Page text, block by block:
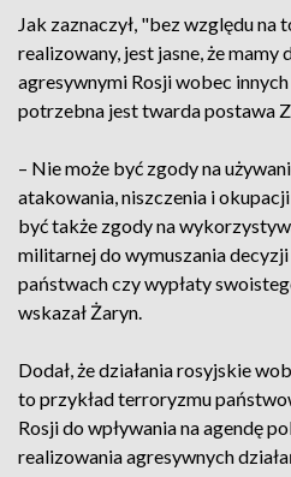
Jak zaznaczył, "bez względu na
realizowany, jest jasne, że mamy
agresywnymi Rosji wobec
potrzebna jest twarda postawa
– Nie może być zgody na
atakowania, niszczenia i
być także zgody na
militarnej do wymuszania
państwach czy wypłaty
wskazał Żaryn.
Dodał, że działania rosyjskie
to przykład terroryzmu
Rosji do wpływania na agendę
realizowania agresywnych